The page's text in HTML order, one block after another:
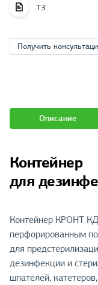
ТЗ
Получить
Описание
Контейнер
для
Контейнер КРОНТ
перфорированным
для
дезинфекции и
шпателей,